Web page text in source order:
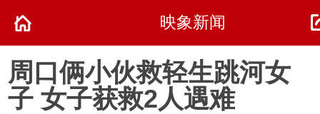
映象新闻
周口俩小伙救轻生跳河女
子 女子获救2人遇难